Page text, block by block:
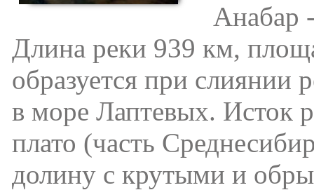
Анабар -
Длина реки 939 км,
образуется при слиянии
в море Лаптевых. Исток
плато (часть
долину с крутыми и